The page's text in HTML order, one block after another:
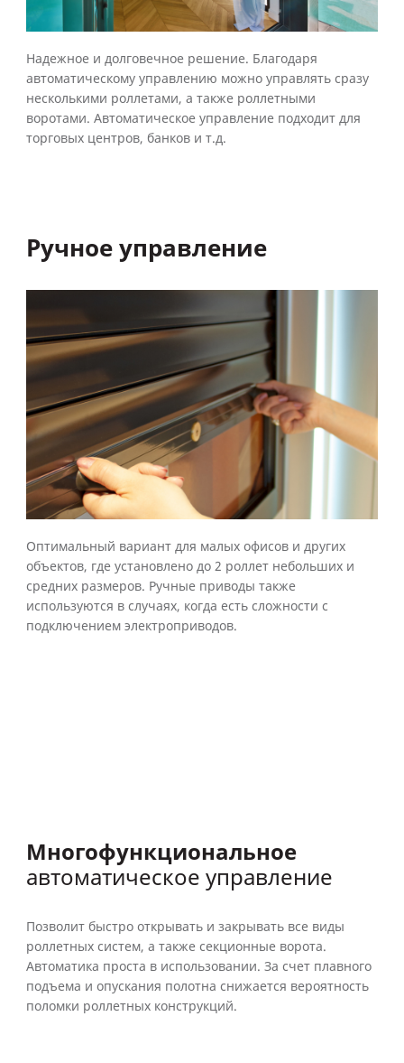
Надежное и долговечное решение. Благодаря
автоматическому управлению можно управлять сразу
несколькими роллетами, а также роллетными
воротами. Автоматическое управление подходит для
торговых центров, банков и т.д.
Ручное управление
Оптимальный вариант для малых офисов и других
объектов, где установлено до 2 роллет небольших и
средних размеров. Ручные приводы также
используются в случаях, когда есть сложности с
подключением электроприводов.
Многофункциональное
автоматическое управление
Позволит быстро открывать и закрывать все виды
роллетных систем, а также секционные ворота.
Автоматика проста в использовании. За счет плавного
подъема и опускания полотна снижается вероятность
поломки роллетных конструкций.